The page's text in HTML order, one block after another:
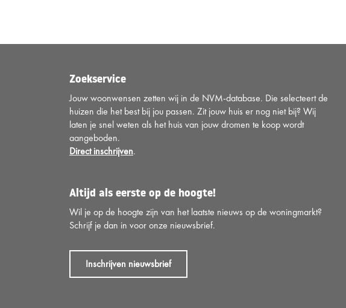
Zoekservice
Jouw woonwensen zetten wij in de NVM-database. Die selecteert de
huizen die het best bij jou passen. Zit jouw huis er nog niet bij? Wij
laten je snel weten als het huis van jouw dromen te koop wordt
aangeboden.
Direct inschrijven.
Altijd als eerste op de hoogte!
Wil je op de hoogte zijn van het laatste nieuws op de woningmarkt?
Schrijf je dan in voor onze nieuwsbrief.
Inschrijven nieuwsbrief